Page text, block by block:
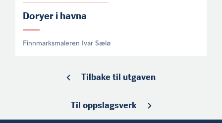
Doryer i havna
Finnmarksmaleren Ivar Sælø
Tilbake til utgaven
Til oppslagsverk